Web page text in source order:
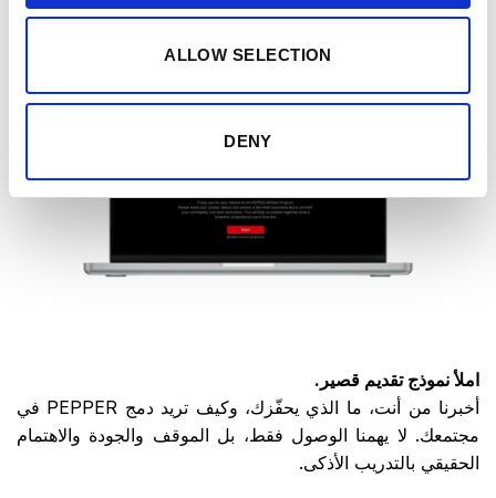
ALLOW SELECTION
DENY
املأ نموذج تقديم قصير.
أخبرنا من أنت، ما الذي يحفّزك، وكيف تريد دمج PEPPER في
مجتمعك. لا يهمنا الوصول فقط، بل الموقف والجودة والاهتمام
الحقيقي بالتدريب الأذكى.